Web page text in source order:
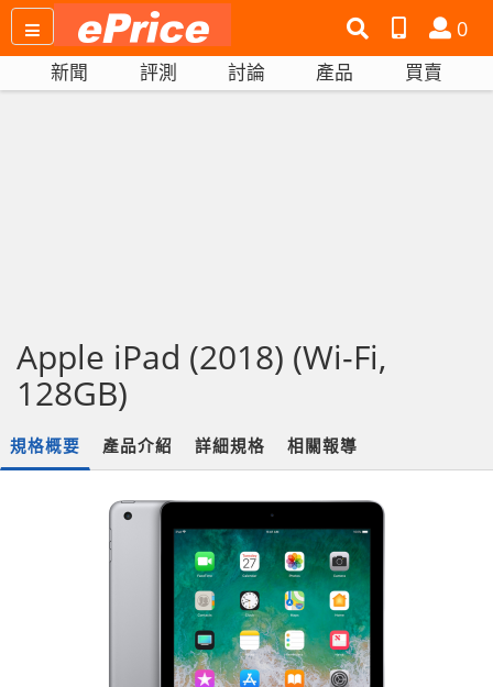
搜
尋
產
品
比
會
員
0
新聞 評測 討論 產品 買賣
Apple iPad (2018) (Wi-Fi,
128GB)
規格概要 產品介紹 詳細規格 相關報導